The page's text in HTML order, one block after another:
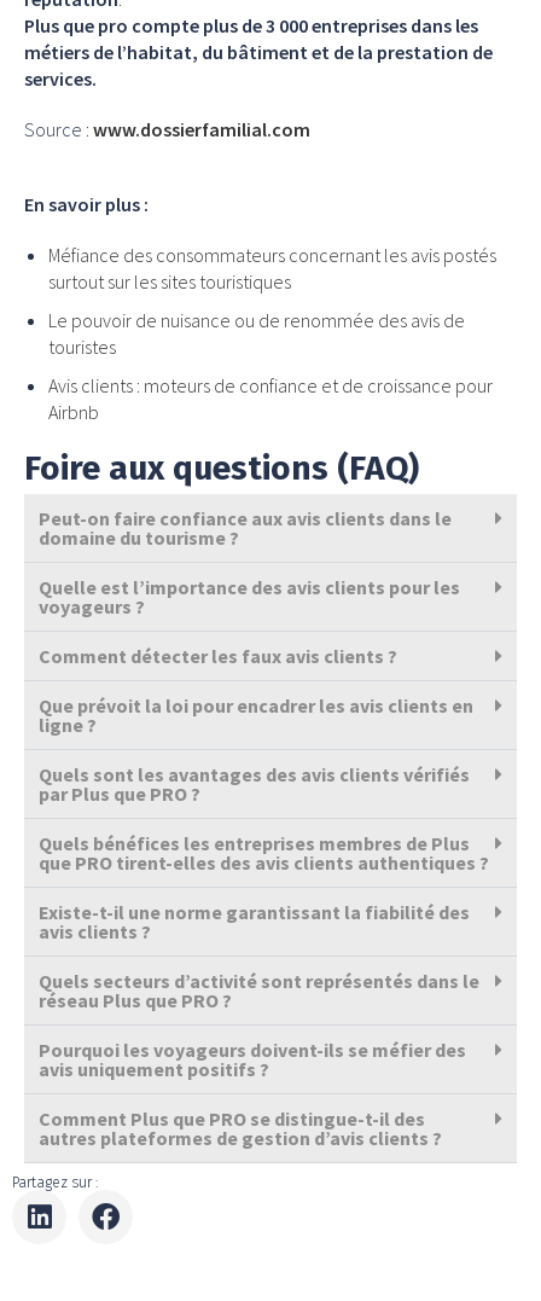
Plus que pro compte plus de 3 000 entreprises dans les
métiers de l’habitat, du bâtiment et de la prestation de
services.
Source : www.dossierfamilial.com
En savoir plus :
Méfiance des consommateurs concernant les avis postés
surtout sur les sites touristiques
Le pouvoir de nuisance ou de renommée des avis de
touristes
Avis clients : moteurs de confiance et de croissance pour
Airbnb
Foire aux questions (FAQ)
Peut-on faire confiance aux avis clients dans le
domaine du tourisme ?
Quelle est l’importance des avis clients pour les
voyageurs ?
Comment détecter les faux avis clients ?
Que prévoit la loi pour encadrer les avis clients en
ligne ?
Quels sont les avantages des avis clients vérifiés
par Plus que PRO ?
Quels bénéfices les entreprises membres de Plus
que PRO tirent-elles des avis clients authentiques ?
Existe-t-il une norme garantissant la fiabilité des
avis clients ?
Quels secteurs d’activité sont représentés dans le
réseau Plus que PRO ?
Pourquoi les voyageurs doivent-ils se méfier des
avis uniquement positifs ?
Comment Plus que PRO se distingue-t-il des
autres plateformes de gestion d’avis clients ?
Partagez sur :